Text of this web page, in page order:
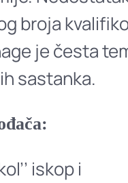
broja
je česta
sastanka.
iskop i